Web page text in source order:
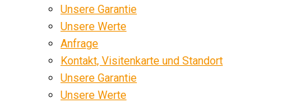
Unsere Garantie
Unsere Werte
Anfrage
Kontakt, Visitenkarte und Standort
Unsere Garantie
Unsere Werte